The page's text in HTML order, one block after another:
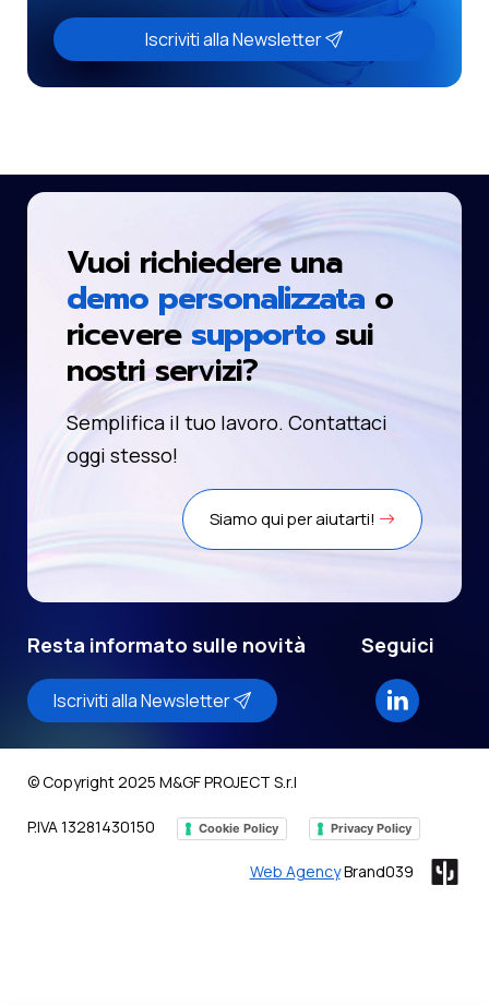
Iscriviti alla Newsletter
Vuoi richiedere una
demo personalizzata o
ricevere supporto sui
nostri servizi?
Semplifica il tuo lavoro. Contattaci
oggi stesso!
Siamo qui per aiutarti!
Resta informato sulle novità
Iscriviti alla Newsletter
Seguici
© Copyright 2025 M&GF PROJECT S.r.l
P.IVA 13281430150 Cookie Policy Privacy Policy
Web AgencyBrand039